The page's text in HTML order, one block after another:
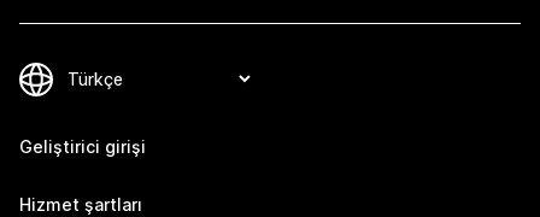
Geliştirici girişi
Hizmet şartları